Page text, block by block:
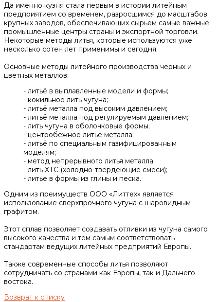
Да именно кузня стала первым в истории литейным
предприятием со временем, разросшимся до масштабов
крупных заводов, обеспечивающих сырьем самые важные
промышленные центры страны и экспортной торговли.
Некоторые методы литья, которые используются уже
несколько сотен лет применимы и сегодня.
Основные методы литейного производства чёрных и
цветных металлов:
- литьё в выплавленные модели и формы;
- кокильное лить чугуна;
- литьё металла под высоким давлением;
- литьё металла под регулируемым давлением;
- лить чугуна в оболочковые формы;
- центробежное литьё металла;
- литьё по специальным газифицированным
моделям;
- метод непрерывного литья металла;
- лить ХТС (холодно-твердеющие смеси);
- литье в формы из глины и песка.
Одним из преимуществ ООО «Литтех» является
использование сверхпрочного чугуна с шаровидным
графитом.
Этот сплав позволяет создавать отливки из чугуна самого
высокого качества и тем самым соответствовать
стандартам ведущих литейных предприятий Европы.
Также современные способы литья позволяют
сотрудничать со странами как Европы, так и Дальнего
востока.
Возврат к списку